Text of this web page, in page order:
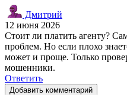
Дмитрий
12 июня 2026
Стоит ли платить агенту?
проблем. Но если плохо
может и проще. Только
мошенники.
Ответить
Добавить комментарий